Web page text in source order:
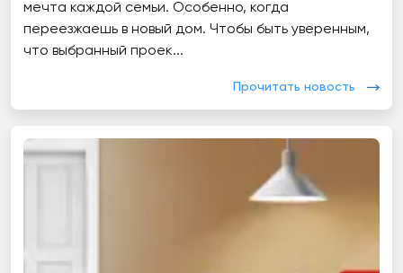
мечта каждой семьи. Особенно, когда
переезжаешь в новый дом. Чтобы быть уверенным,
что выбранный проек...
Прочитать новость